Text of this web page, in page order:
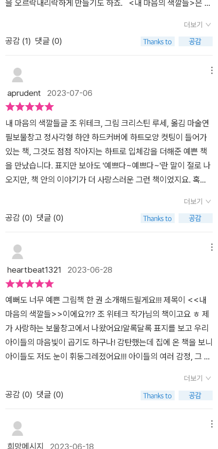
을 오르락내리락하게 만들기도 하죠. <내 마음의 색깔들>은 바
입체적으로 표현한 하트 모양의 그림은 뒤로 갈수록 점점 더 작아
지는데요. 마치 내 마음 속 깊은 곳에 숨기고 있던 감정들을 찾아
가는 것 같은 느낌이 듭니다. 내 마음 속엔 어떤 감정들이 살고 있
을까요? 그 감정들에 이름을 붙이고 다양한 색깔로 표현해 볼까
리고 표현하는 것은 정말 중요하답니다. 감정들에 이름을 붙이고
마음엔 어떤 감정들이 살고 있는지와 더불어 모든 감정들은 의미
가 있고 소중함을 알게 된답니다. 오늘 나는 마음속에 무엇이 숨
어 있는지 찾아보려고 내 마음의 문을 활짝 열었어.정말 뒤죽박죽
이지 뭐야?기쁨 조각, 눈물방울, 조마조마한 떨림, 그리고 즐거운
노래 몇 마디까지 다 들어 있어. 기분에 따라 색깔이 변하는 내 마
감정들이 살고 있을까요? 기쁨, 사랑, 행복, 즐거움 등등의 긍정
들도 있습니다. 꿈오리가 친구한테 들었던 말 중 오래도록 기억에
남아있는 말 중 하나가 바로 '넌 걱정 하나 없는 사는 사람 같
다.'라는 말입니다. 소심한데다 일어나지도 않는 일로 미리 걱정
부터 하는 사람인데, 왜 그런 말을 들었던 걸까요? 그때 꿈오리는
부정적인 감정들을 꼭꼭 숨기고 살고 있음을 깨닫게 되었답니다.
그럼에도 마음속에서 일어나는 부정적인 감정들을 표현하는 것
이 쉽지는 않았는데요. 언젠가 꾹꾹 눌러 놓았던 부정적 감정들이
폭발한 후에야 그런 감정들을 받아들이고 이해하고 표현해야겠
다는 다짐 아닌 다짐 같은 생각을 했었답니다. 내 마음은 '눈
같을 때도 있고, '꽉 들어차 숨 막히게 하는 커다란 얼음덩어리' 같
을 때도 있고, 그리고 또...., '내 마음은 나무 위에 있는 오두막집
같아서 때때로 내가 덧문을 활짝 열면, 내가 좋아하는 사람들'이
들어올 수 있습니다. 내 마음 속엔 이런 저런 다양한 감정들이 살
고 있답니다. 내 마음은 비밀의 정원이야.내 마음의 색깔들이
더보기
공감 (1) 댓글 (0)
aprudent 2023-07-06
​내 마음의 색깔들글 조 위테크, 그림 크리스틴 루세, 옮김 마술연
필보물창고​ 정사각형 하얀 하드커버에 하트모양 컷팅이 들어가
있는 책, 그것도 점점 작아지는 하트로 입체감을 더해준 예쁜 책
을 만났습니다. 표지만 보아도 '예쁘다~예쁘다~'란 말이 절로 나
오지만, 책 안의 이야기가 더 사랑스러운 그런 책이었지요.​ 혹자
는 것이라고도 이야기 하더군요. 일리있는 말입니다. 하지만 이번
에는 이 책에 나오는 아이가 자신의 마음을 들여다보는 방식으로
보물 창고 처럼 말이죠!​ 내 마음의 상태를 색채와 형상으로 이야
도움이 되지 않을까요? 적어도 내가 어떤 상황인지는 알 수 있게
상냥해져서 온 세상이 사랑스러워 보이고, 온 가족에게 자꾸 뽀뽀
를 하게 되겠지만, 내가 화가 나 있을 때는 불을 뿜는 폭탄처럼 곧
터질지도 모르니 나 한테 말 시키지 마라고 할 수 있으니까요.​때
로는 풍선처럼, 때로는 날개를 단 것 처럼, 어떨때는 꽉찬 얼음덩
어리로 숨막힐 때도 있을것이고, 가끔은 마음이 아주 말랑말랑해
져 어떤 것도 품고 소중히 자라게 할 것 같은 날도 있겠지요.​나도
미처 알아채지 못하고 흘려보냈던 마음을 들여다볼 수 있게 만드
음을 몽글몽글하게 해주는 글이 사랑스러운 그림책마음은 '이
런'색깔이야 라고 단정지을 수 없는 보물창고이며 비밀의 정원이
더보기
공감 (0) 댓글 (0)
heartbeat1321 2023-06-28
예뻐도 너무 예쁜 그림책 한 권 소개해드릴게요!!! 제목이 <<내
마음의 색깔들>>이에요?!? 조 위테크 작가님의 책이고요 ㅎ 제
가 사랑하는 보물창고에서 나왔어요!알록달록 표지를 보고 우리
아이들의 마음빛이 곱기도 하구나! 감탄했는데 집에 온 책을 보니
아이들도 저도 눈이 휘둥그레졌어요!!! 아이들의 여러 감정, 그 빛
로 뻥 뚫려있고요 ㅎ그래서 아이들 얼굴을 넣고 재미난 사진을 여
러 장 찍었답니다 ㅎ 표지의 커다란 하트엔 얼굴이 들어갔지만 나
좀 기이했지만요 ㅋ 여튼! 예쁜 책 함께 구경하실까요?!?저희집
볼살이를 닮은 귀여운 소녀가 등장합니다. 집 같기도 한 곳에 마
더보기
공감 (0) 댓글 (0)
희망메시지 2023-06-18